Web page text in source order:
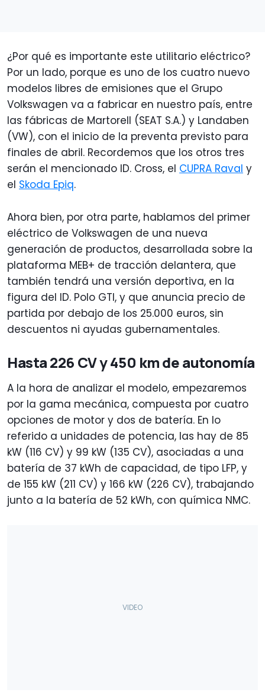
¿Por qué es importante este utilitario eléctrico?
Por un lado, porque es uno de los cuatro nuevo
modelos libres de emisiones que el Grupo
Volkswagen va a fabricar en nuestro país, entre
las fábricas de Martorell (SEAT S.A.) y Landaben
(VW), con el inicio de la preventa previsto para
finales de abril. Recordemos que los otros tres
serán el mencionado ID. Cross, el CUPRA Raval y
el Skoda Epiq.
Ahora bien, por otra parte, hablamos del primer
eléctrico de Volkswagen de una nueva
generación de productos, desarrollada sobre la
plataforma MEB+ de tracción delantera, que
también tendrá una versión deportiva, en la
figura del ID. Polo GTI, y que anuncia precio de
partida por debajo de los 25.000 euros, sin
descuentos ni ayudas gubernamentales.
Hasta 226 CV y 450 km de autonomía
A la hora de analizar el modelo, empezaremos
por la gama mecánica, compuesta por cuatro
opciones de motor y dos de batería. En lo
referido a unidades de potencia, las hay de 85
kW (116 CV) y 99 kW (135 CV), asociadas a una
batería de 37 kWh de capacidad, de tipo LFP, y
de 155 kW (211 CV) y 166 kW (226 CV), trabajando
junto a la batería de 52 kWh, con química NMC.